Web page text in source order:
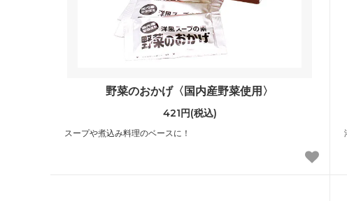
野菜のおかげ〈国内産野菜使用〉
421円(税込)
スープや煮込み料理のベースに！